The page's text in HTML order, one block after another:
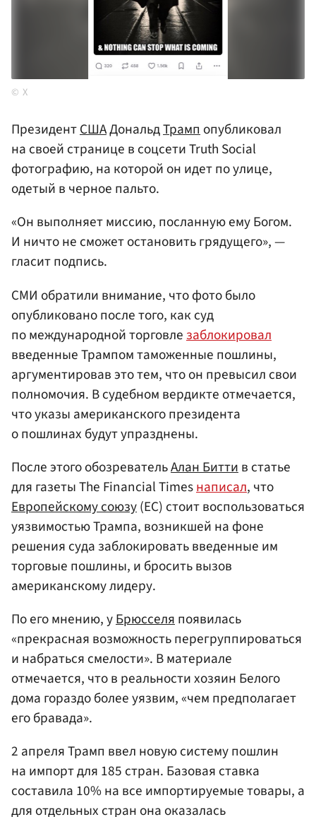
X
ПрезидентСШАДональдТрампопубликовал
на своей странице в соцсети Truth Social
фотографию, на которой он идет по улице,
одетый в черное пальто.
«Он выполняет миссию, посланную ему Богом.
И ничто не сможет остановить грядущего», —
гласит подпись.
СМИ обратили внимание, что фото было
опубликовано после того, как суд
по международной торговле заблокировал
введенные Трампом таможенные пошлины,
аргументировав это тем, что он превысил свои
полномочия. В судебном вердикте отмечается,
что указы американского президента
о пошлинах будут упразднены.
После этого обозревательАлан Биттив статье
для газеты The Financial Timesнаписал, что
Европейскому союзу(ЕС) стоит воспользоваться
уязвимостью Трампа, возникшей на фоне
решения суда заблокировать введенные им
торговые пошлины, и бросить вызов
американскому лидеру.
По его мнению, уБрюсселяпоявилась
«прекрасная возможность перегруппироваться
и набраться смелости». В материале
отмечается, что в реальности хозяин Белого
дома гораздо более уязвим, «чем предполагает
его бравада».
2 апреля Трамп ввел новую систему пошлин
на импорт для 185 стран. Базовая ставка
составила 10% на все импортируемые товары, а
для отдельных стран она оказалась